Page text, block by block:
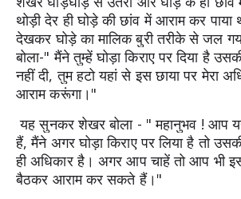
थोड़ी देर ही घोड़े की छांव में आराम कर
देखकर घोड़े का मालिक बुरी तरीके से जल
बोला-" मैंने तुम्हें घोड़ा किराए पर दिया है
नहीं दी, तुम हटो यहां से इस छाया पर मेरा
आराम करूंगा।"
यह सुनकर शेखर बोला - " महानुभव ! आप
हैं, मैंने अगर घोड़ा किराए पर लिया है तो
ही अधिकार है। अगर आप चाहें तो आप भी
बैठकर आराम कर सकते हैं।"